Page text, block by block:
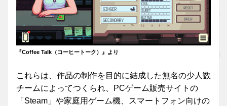
『Coffee Talk（コーヒートーク）』より
これらは、作品の制作を目的に結成した無名の少人数
チームによってつくられ、PCゲーム販売サイトの
「Steam」や家庭用ゲーム機、スマートフォン向けの